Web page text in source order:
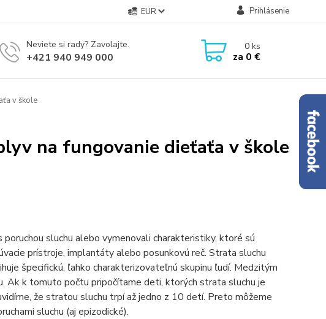
EUR Prihlásenie
Neviete si rady? Zavolajte.
+421 940 949 000
0ks
za 0 €
v škole
na fungovanie dieťaťa v škole
sluchu alebo vymenovali charakteristiky, ktoré sú
prístroje, implantáty alebo posunkovú reč. Strata sluchu
špecifickú, ľahko charakterizovateľnú skupinu ľudí. Medzitým
Ak k tomuto počtu pripočítame deti, ktorých strata sluchu je
že stratou sluchu trpí až jedno z 10 detí. Preto môžeme
sluchu (aj epizodické).